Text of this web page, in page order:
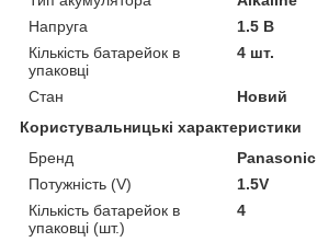
Напруга
1.5 В
Кількість батарейок в
упаковці
4 шт.
Стан
Новий
Користувальницькі характеристики
Бренд
Panasonic
Потужність (V)
1.5V
Кількість батарейок в
упаковці (шт.)
4